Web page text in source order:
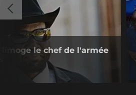
limoge le chef de l'armée